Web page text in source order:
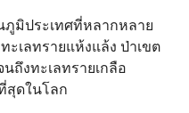
ภูมิประเทศที่หลากหลาย
ะเลทรายแห้งแล้ง ป่าเขต
ถึงทะเลทรายเกลือ
สุดในโลก